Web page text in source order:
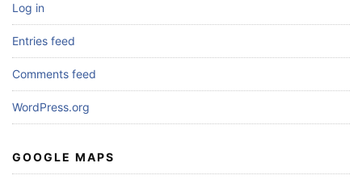
Log in
Entries feed
Comments feed
WordPress.org
GOOGLE MAPS